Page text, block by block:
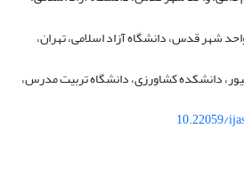
شهر قدس، دانشگاه آزاد اسلامی، تهران،
دانشکده کشاورزی، دانشگاه تربیت مدرس،
10.22059/